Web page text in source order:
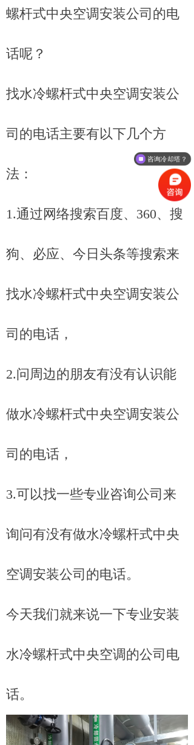
螺杆式中央空调安装公司的电
话呢？
找水冷螺杆式中央空调安装公
司的电话主要有以下几个方
法：
1.通过网络搜索百度、360、搜
狗、必应、今日头条等搜索来
找水冷螺杆式中央空调安装公
司的电话，
2.问周边的朋友有没有认识能
做水冷螺杆式中央空调安装公
司的电话，
3.可以找一些专业咨询公司来
询问有没有做水冷螺杆式中央
空调安装公司的电话。
今天我们就来说一下专业安装
水冷螺杆式中央空调的公司电
话。
咨询冷却塔？